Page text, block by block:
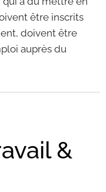
être inscrits
doivent être
auprès du
&